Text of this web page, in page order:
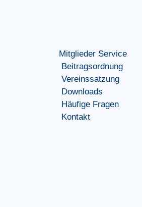
Mitglieder Service
Beitragsordnung
Vereinssatzung
Downloads
Häufige Fragen
Kontakt